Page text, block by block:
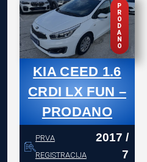
P
R
O
D
A
N
O
KIA CEED 1.6
CRDI LX FUN –
PRODANO
PRVA
REGISTRACIJA
2017 /
7